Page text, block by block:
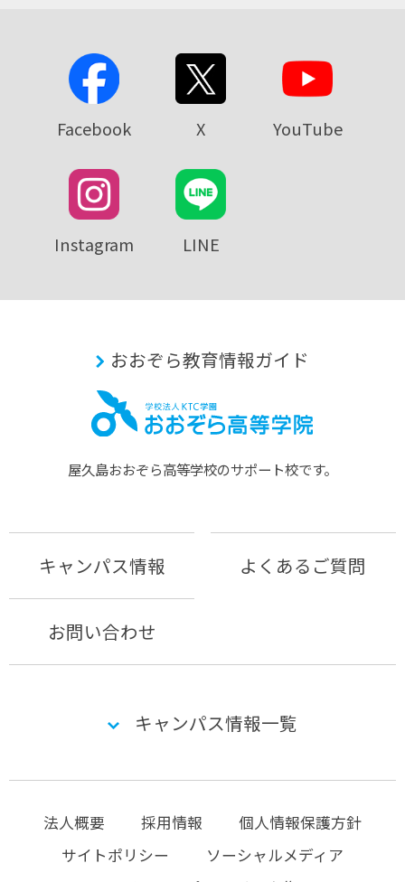
Facebook X YouTube
Instagram LINE
おおぞら教育情報ガイド
屋久島おおぞら⾼等学校のサポート校です。
キャンパス情報 よくあるご質問
お問い合わせ
キャンパス情報一覧
法人概要 採用情報
個人情報保護方針
サイトポリシー
ソーシャルメディア